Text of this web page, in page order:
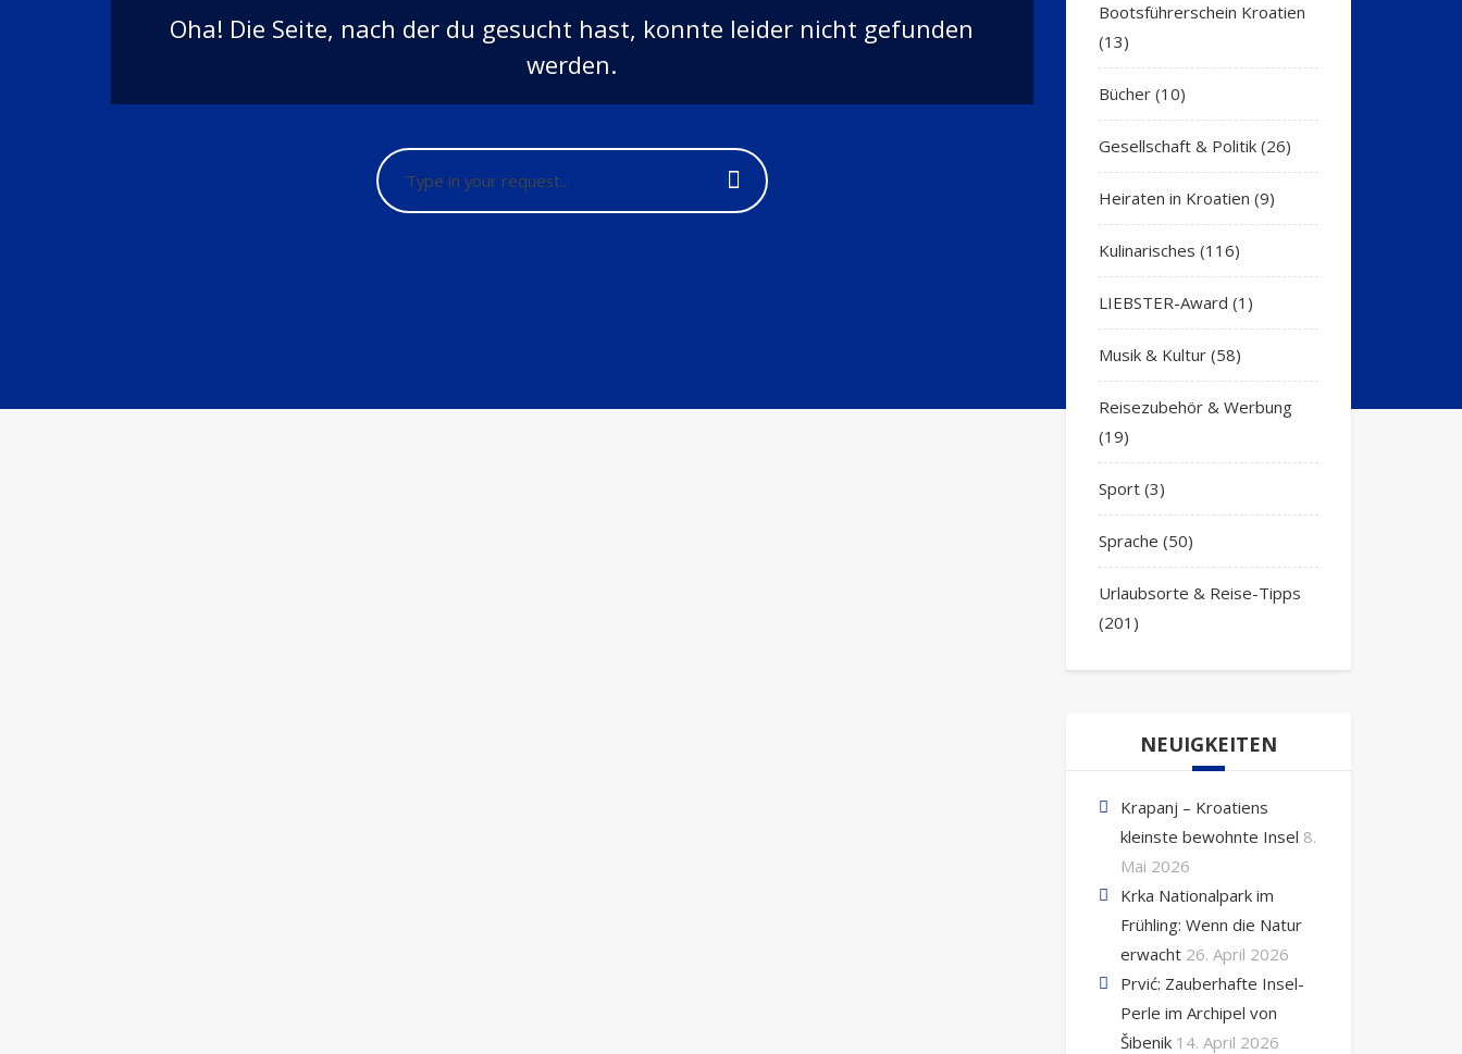
Oha! Die Seite, nach der du gesucht hast, konnte leider nicht gefunden
werden.
Bootsführerschein Kroatien
(13)
Bücher(10)
Gesellschaft & Politik(26)
Heiraten in Kroatien (9)
Kulinarisches (116)
LIEBSTER-Award (1)
Musik & Kultur(58)
Reisezubehör & Werbung
(19)
Sport(3)
Sprache (50)
Urlaubsorte & Reise-Tipps
(201)
NEUIGKEITEN
Krapanj – Kroatiens
kleinste bewohnte Insel 8.
Mai 2026
Krka Nationalpark im
Frühling: Wenn die Natur
erwacht 26. April 2026
Prvić: Zauberhafte Insel-
Perle im Archipel von
Šibenik 14. April 2026